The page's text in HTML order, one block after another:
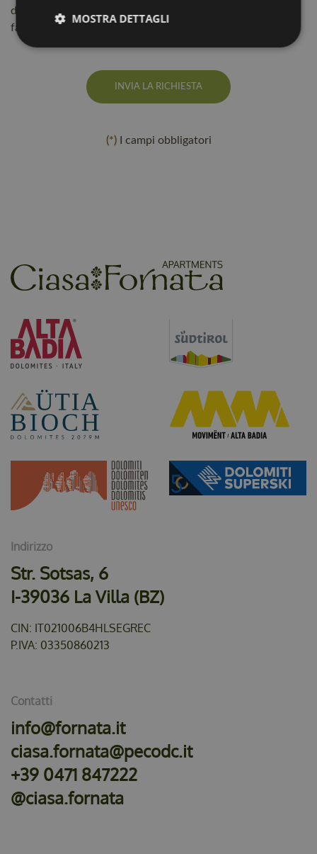
di materiale pubblicitario e di marketing (consenso
facoltativo)
INVIA LA RICHIESTA
(*)I campi obbligatori
Indirizzo
Str. Sotsas, 6
I-39036 La Villa (BZ)
CIN: IT021006B4HLSEGREC
P.IVA: 03350860213
Contatti
info@fornata.it
ciasa.fornata@pecodc.it
+39 0471 847222
@ciasa.fornata
MOSTRA DETTAGLI